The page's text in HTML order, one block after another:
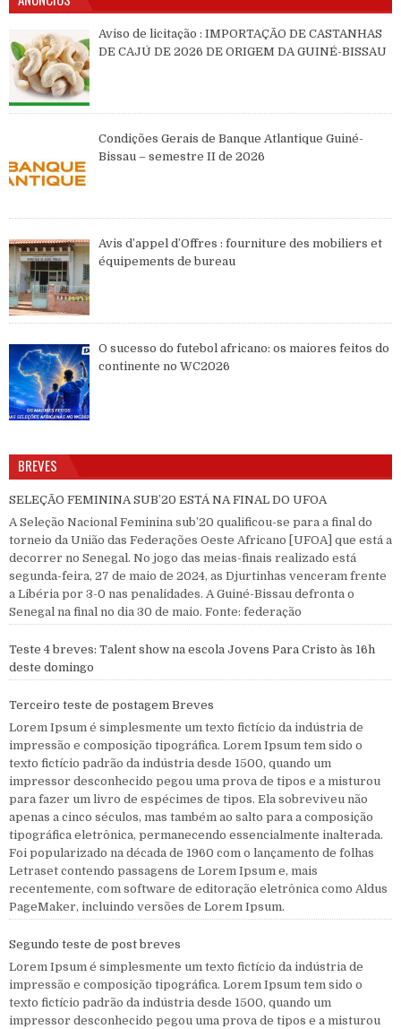
Aviso de licitação : IMPORTAÇÃO DE CASTANHAS
DE CAJÚ DE 2026 DE ORIGEM DA GUINÉ-BISSAU
Condições Gerais de Banque Atlantique Guiné-
Bissau – semestre II de 2026
Avis d’appel d’Offres : fourniture des mobiliers et
équipements de bureau
O sucesso do futebol africano: os maiores feitos do
continente no WC2026
BREVES
SELEÇÃO FEMININA SUB’20 ESTÁ NA FINAL DO UFOA
A Seleção Nacional Feminina sub’20 qualificou-se para a final do
torneio da União das Federações Oeste Africano [UFOA] que está a
decorrer no Senegal. No jogo das meias-finais realizado está
segunda-feira, 27 de maio de 2024, as Djurtinhas venceram frente
a Libéria por 3-0 nas penalidades. A Guiné-Bissau defronta o
Senegal na final no dia 30 de maio. Fonte: federação
Teste 4 breves: Talent show na escola Jovens Para Cristo às 16h
deste domingo
Terceiro teste de postagem Breves
Lorem Ipsum é simplesmente um texto fictício da indústria de
impressão e composição tipográfica. Lorem Ipsum tem sido o
texto fictício padrão da indústria desde 1500, quando um
impressor desconhecido pegou uma prova de tipos e a misturou
para fazer um livro de espécimes de tipos. Ela sobreviveu não
apenas a cinco séculos, mas também ao salto para a composição
tipográfica eletrônica, permanecendo essencialmente inalterada.
Foi popularizado na década de 1960 com o lançamento de folhas
Letraset contendo passagens de Lorem Ipsum e, mais
recentemente, com software de editoração eletrônica como Aldus
PageMaker, incluindo versões de Lorem Ipsum.
Segundo teste de post breves
Lorem Ipsum é simplesmente um texto fictício da indústria de
impressão e composição tipográfica. Lorem Ipsum tem sido o
texto fictício padrão da indústria desde 1500, quando um
impressor desconhecido pegou uma prova de tipos e a misturou